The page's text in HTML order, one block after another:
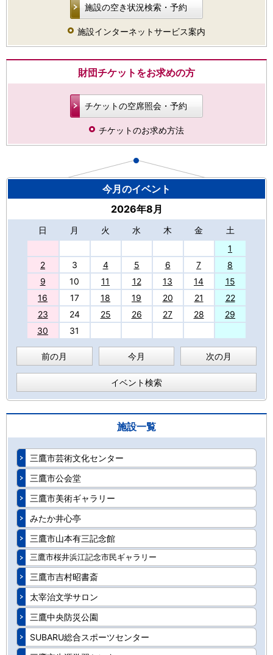
施設の空き状況検索・予約
施設インターネットサービス案内
財団チケットをお求めの方
チケットの空席照会・予約
チケットのお求め方法
今月のイベント
2026年8月
日 月 火 水 木 金
土
1
2
3 4 5 6 7
8
9
10 11 12 13 14
15
16
17 18 19 20 21
22
23
24 25 26 27 28
29
30
31
前の月 今月 次の月
イベント検索
施設一覧
三鷹市芸術文化センター
三鷹市公会堂
三鷹市美術ギャラリー
みたか井心亭
三鷹市山本有三記念館
三鷹市桜井浜江記念市民ギャラリー
三鷹市吉村昭書斎
太宰治文学サロン
三鷹中央防災公園
SUBARU総合スポーツセンター